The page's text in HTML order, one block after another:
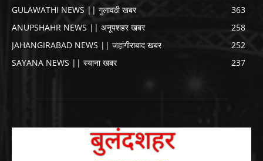
GULAWATHI NEWS || गुलावठी खबर
363
ANUPSHAHR NEWS || अनूपशहर खबर
258
JAHANGIRABAD NEWS || जहांगीराबाद खबर
252
SAYANA NEWS || स्याना खबर
237